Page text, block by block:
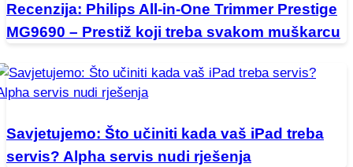
Recenzija: Philips All-in-One Trimmer Prestige
MG9690 – Prestiž koji treba svakom muškarcu
Savjetujemo: Što učiniti kada vaš iPad treba
servis? Alpha servis nudi rješenja